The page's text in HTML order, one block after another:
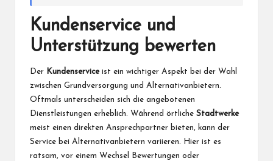
Kundenservice und
Unterstützung bewerten
Der Kundenserviceist ein wichtiger Aspekt bei der Wahl
zwischen Grundversorgung und Alternativanbietern.
Oftmals unterscheiden sich die angebotenen
Dienstleistungen erheblich. Während örtliche Stadtwerke
meist einen direkten Ansprechpartner bieten, kann der
Service bei Alternativanbietern variieren. Hier ist es
ratsam, vor einem Wechsel Bewertungen oder